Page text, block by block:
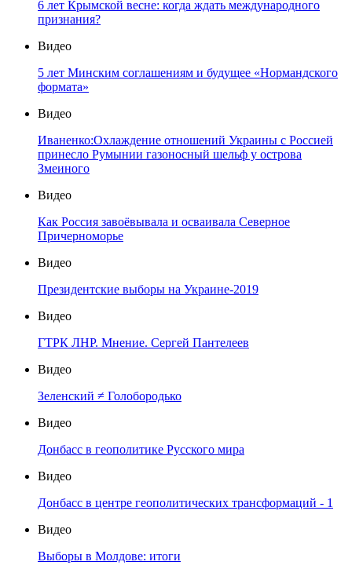
6 лет Крымской весне: когда ждать международного
признания?
Видео
5 лет Минским соглашениям и будущее «Нормандского
формата»
Видео
Иваненко:Охлаждение отношений Украины с Россией
принесло Румынии газоносный шельф у острова
Змеиного
Видео
Как Россия завоёвывала и осваивала Северное
Причерноморье
Видео
Президентские выборы на Украине-2019
Видео
ГТРК ЛНР. Мнение. Сергей Пантелеев
Видео
Зеленский ≠ Голобородько
Видео
Донбасс в геополитике Русского мира
Видео
Донбасс в центре геополитических трансформаций - 1
Видео
Выборы в Молдове: итоги